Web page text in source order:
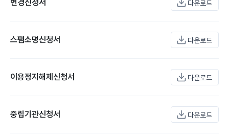
변경신청서 다운로드
스팸소명신청서 다운로드
이용정지해제신청서 다운로드
중립기관신청서 다운로드